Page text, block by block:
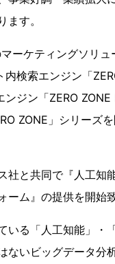
ます。
ーケティングソリュ
検索エンジン「
ジン「ZERO ZONE
ZONE」シリーズ
社と共同で『人工知
ーム』の提供を開始
いる「人工知能」・
ないビッグデータ分